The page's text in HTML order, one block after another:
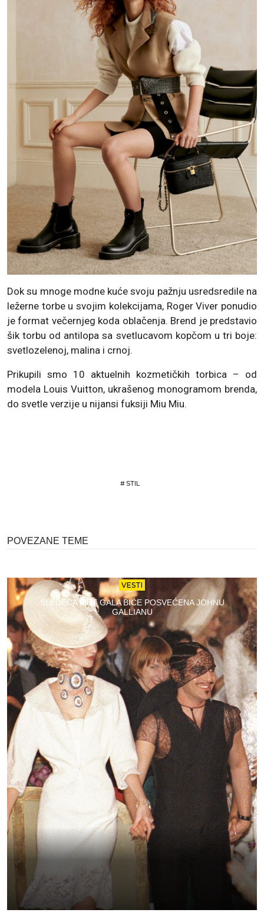
Dok su mnoge modne kuće svoju pažnju usredsredile na
ležerne torbe u svojim kolekcijama, Roger Viver ponudio
je format večernjeg koda oblačenja. Brend je predstavio
šik torbu od antilopa sa svetlucavom kopčom u tri boje:
svetlozelenoj, malina i crnoj.
Prikupili smo 10 aktuelnih kozmetičkih torbica – od
modela Louis Vuitton, ukrašenog monogramom brenda,
do svetle verzije u nijansi fuksiji Miu Miu.
# STIL
POVEZANE TEME
VESTI
SLEDEĆA MET GALA BIĆE POSVEĆENA JOHNU
GALLIANU